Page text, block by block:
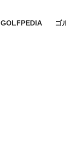
GOLFPEDIA ゴ